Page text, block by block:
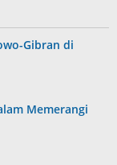
Gibran di
Memerangi